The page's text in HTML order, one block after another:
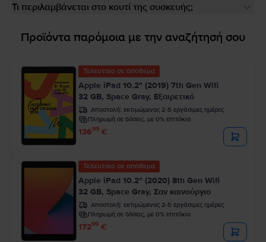
Τι περιλαμβάνεται στο κουτί της συσκευής;
Προϊόντα παρόμοια με την αναζήτησή σου
Τελευταίο σε απόθεμα
Apple iPad 10.2" (2019) 7th Gen Wifi
32 GB, Space Gray, Εξαιρετικό
Αποστολή: εκτιμώμενος 2-5 εργάσιμες ημέρες
Πληρωμή σε δόσεις, με 0% επιτόκιο
13699 €
Τελευταίο σε απόθεμα
Apple iPad 10.2" (2020) 8th Gen Wifi
32 GB, Space Gray, Σαν καινούργιο
Αποστολή: εκτιμώμενος 2-5 εργάσιμες ημέρες
Πληρωμή σε δόσεις, με 0% επιτόκιο
17299 €